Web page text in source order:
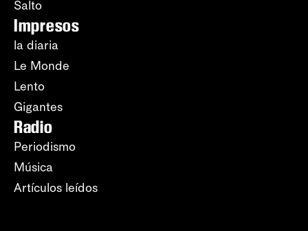
Salto
Impresos
la diaria
Le Monde
Lento
Gigantes
Radio
Periodismo
Música
Artículos leídos